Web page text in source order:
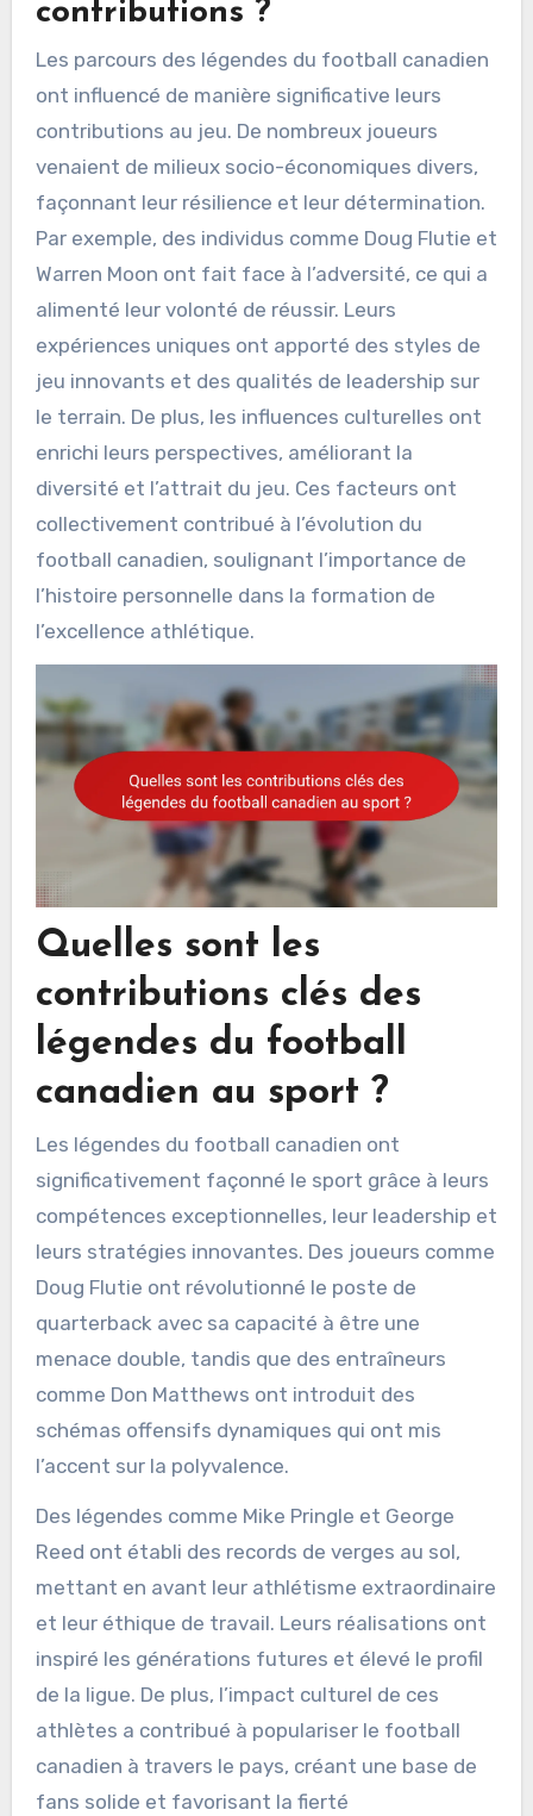
contributions ?
Les parcours des légendes du football canadien
ont influencé de manière significative leurs
contributions au jeu. De nombreux joueurs
venaient de milieux socio-économiques divers,
façonnant leur résilience et leur détermination.
Par exemple, des individus comme Doug Flutie et
Warren Moon ont fait face à l’adversité, ce qui a
alimenté leur volonté de réussir. Leurs
expériences uniques ont apporté des styles de
jeu innovants et des qualités de leadership sur
le terrain. De plus, les influences culturelles ont
enrichi leurs perspectives, améliorant la
diversité et l’attrait du jeu. Ces facteurs ont
collectivement contribué à l’évolution du
football canadien, soulignant l’importance de
l’histoire personnelle dans la formation de
l’excellence athlétique.
Quelles sont les
contributions clés des
légendes du football
canadien au sport ?
Les légendes du football canadien ont
significativement façonné le sport grâce à leurs
compétences exceptionnelles, leur leadership et
leurs stratégies innovantes. Des joueurs comme
Doug Flutie ont révolutionné le poste de
quarterback avec sa capacité à être une
menace double, tandis que des entraîneurs
comme Don Matthews ont introduit des
schémas offensifs dynamiques qui ont mis
l’accent sur la polyvalence.
Des légendes comme Mike Pringle et George
Reed ont établi des records de verges au sol,
mettant en avant leur athlétisme extraordinaire
et leur éthique de travail. Leurs réalisations ont
inspiré les générations futures et élevé le profil
de la ligue. De plus, l’impact culturel de ces
athlètes a contribué à populariser le football
canadien à travers le pays, créant une base de
fans solide et favorisant la fierté